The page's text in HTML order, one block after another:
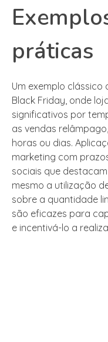
práticas
Um exemplo
Black Friday, onde
significativos por
as vendas
horas ou dias.
marketing com
sociais que
mesmo a utilização
sobre a quantidade
são eficazes para
e incentivá-lo a